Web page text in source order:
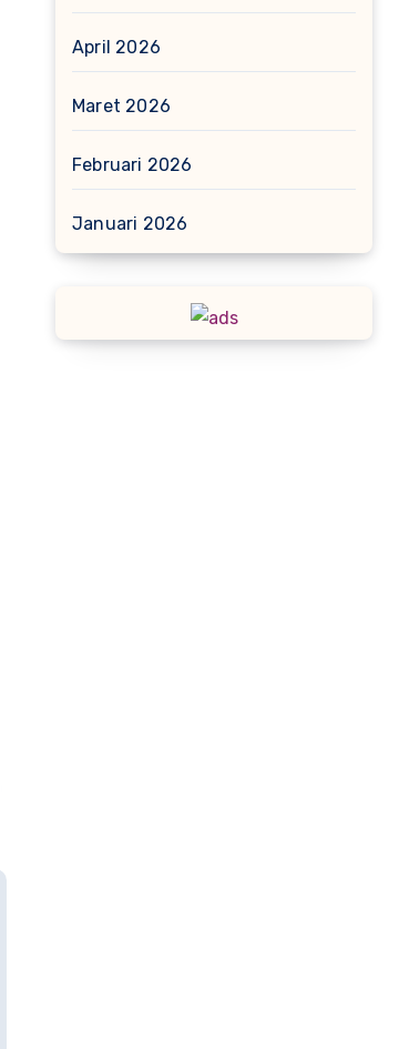
April 2026
Maret 2026
Februari 2026
Januari 2026